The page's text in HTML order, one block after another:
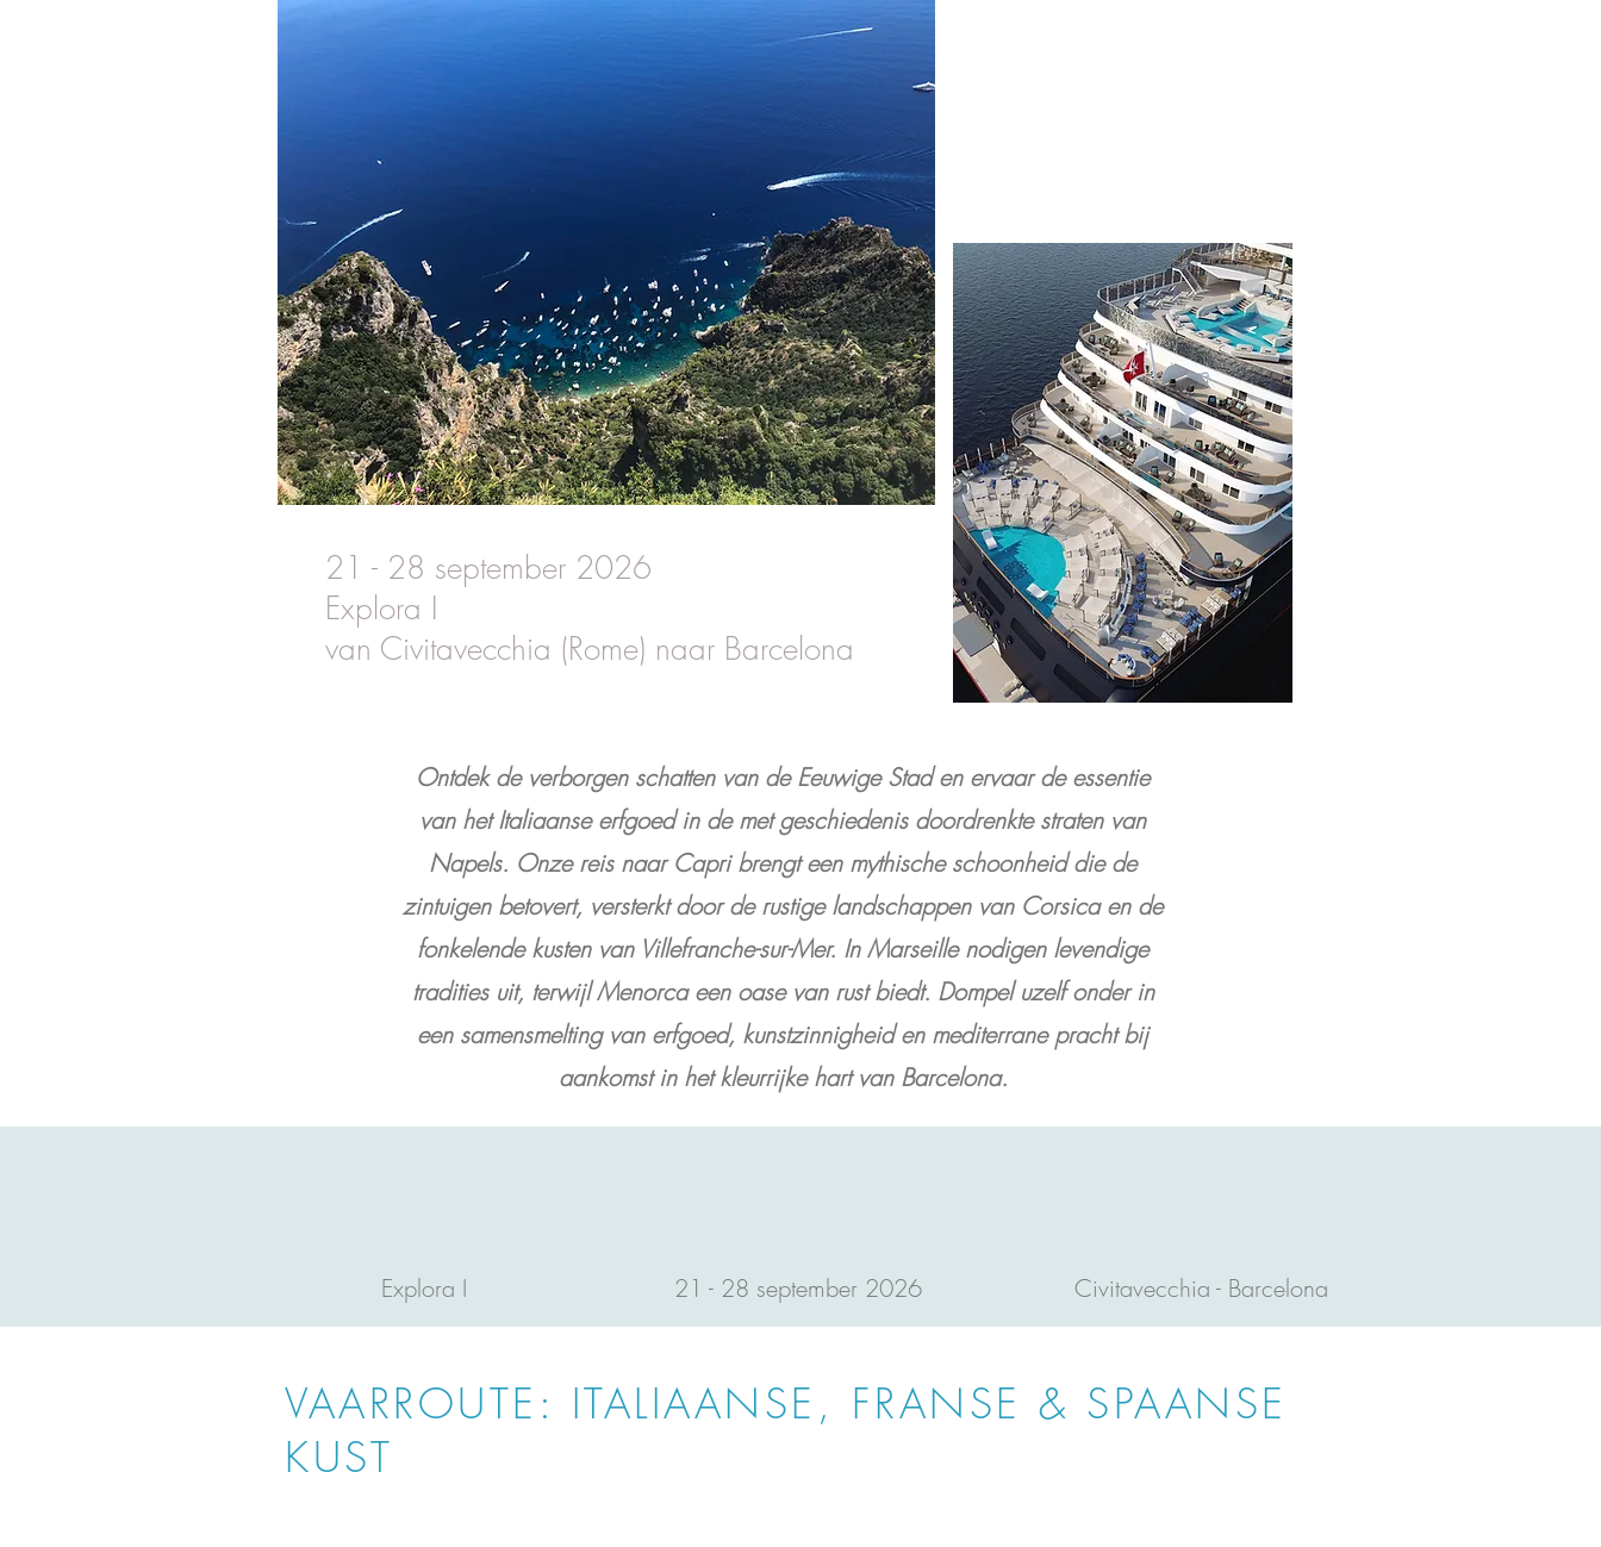
21 - 28 september 2026
Explora I
van Civitavecchia (Rome) naar Barcelona
Ontdek de verborgen schatten van de Eeuwige Stad en ervaar de essentie
van het Italiaanse erfgoed in de met geschiedenis doordrenkte straten van
Napels. Onze reis naar Capri brengt een mythische schoonheid die de
zintuigen betovert, versterkt door de rustige landschappen van Corsica en de
fonkelende kusten van Villefranche-sur-Mer. In Marseille nodigen levendige
tradities uit, terwijl Menorca een oase van rust biedt. Dompel uzelf onder in
een samensmelting van erfgoed, kunstzinnigheid en mediterrane pracht bij
aankomst in het kleurrijke hart van Barcelona.
Explora I 21 - 28 september 2026 Civitavecchia - Barcelona
VAARROUTE: ITALIAANSE, FRANSE & SPAANSE
KUST